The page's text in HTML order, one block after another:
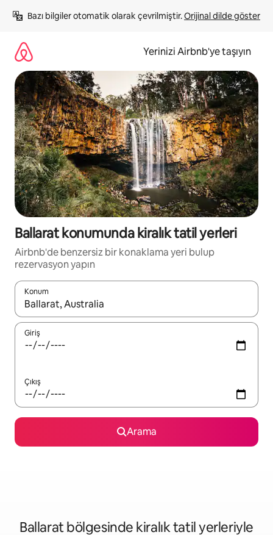
atla
Bazı bilgiler otomatik olarak çevrilmiştir. Orijinal dilde göster
Yerinizi Airbnb'ye taşıyın
Ballarat konumunda kiralık tatil yerleri
Airbnb'de benzersiz bir konaklama yeri bulup
rezervasyon yapın
Konum
Sonuçlar kullanılabilir olduğunda yukarı ve aşağı oklarıyla
Giriş
Çıkış
Arama
Ballarat bölgesinde kiralık tatil yerleriyle